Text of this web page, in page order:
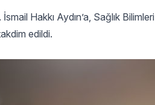
Hakkı Aydın’a, Sağlık
edildi.